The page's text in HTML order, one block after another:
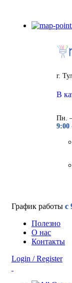
г.
В
Пн.
9:00
График работы с
Полезно
О нас
Контакты
Login / Register